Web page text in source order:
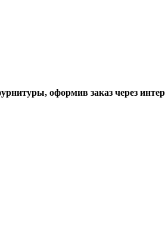
оформив заказ через